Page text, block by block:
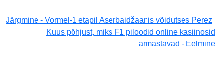
Järgmine - Vormel-1 etapil Aserbaidžaanis võidutses Perez
Kuus põhjust, miks F1 piloodid online kasiinosid
armastavad - Eelmine